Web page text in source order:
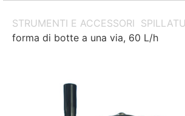
STRUMENTI E ACCESSORI
forma di botte a una via, 60 L/h